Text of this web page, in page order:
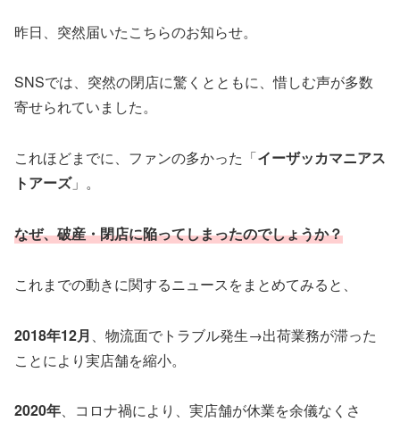
昨日、突然届いたこちらのお知らせ。
SNSでは、突然の閉店に驚くとともに、惜しむ声が多数
寄せられていました。
これほどまでに、ファンの多かった「イーザッカマニアス
トアーズ」。
なぜ、破産・閉店に陥ってしまったのでしょうか？
これまでの動きに関するニュースをまとめてみると、
2018年12月 、物流面でトラブル発生→出荷業務が滞った
ことにより実店舗を縮小。
2020年、コロナ禍により、実店舗が休業を余儀なくさ